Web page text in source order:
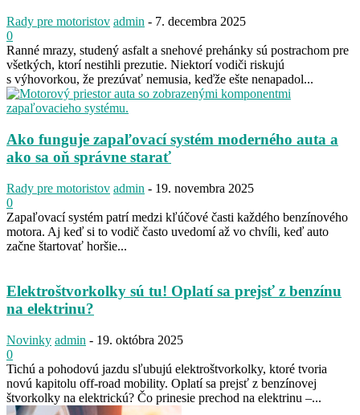
Rady pre motoristov admin - 7. decembra 2025
0
Ranné mrazy, studený asfalt a snehové prehánky sú postrachom pre
všetkých, ktorí nestihli prezutie. Niektorí vodiči riskujú
s výhovorkou, že prezúvať nemusia, keďže ešte nenapadol...
Ako funguje zapaľovací systém moderného auta a
ako sa oň správne starať
Rady pre motoristov admin - 19. novembra 2025
0
Zapaľovací systém patrí medzi kľúčové časti každého benzínového
motora. Aj keď si to vodič často uvedomí až vo chvíli, keď auto
začne štartovať horšie...
Elektroštvorkolky sú tu! Oplatí sa prejsť z benzínu
na elektrinu?
Novinky admin - 19. októbra 2025
0
Tichú a pohodovú jazdu sľubujú elektroštvorkolky, ktoré tvoria
novú kapitolu off-road mobility. Oplatí sa prejsť z benzínovej
štvorkolky na elektrickú? Čo prinesie prechod na elektrinu –...